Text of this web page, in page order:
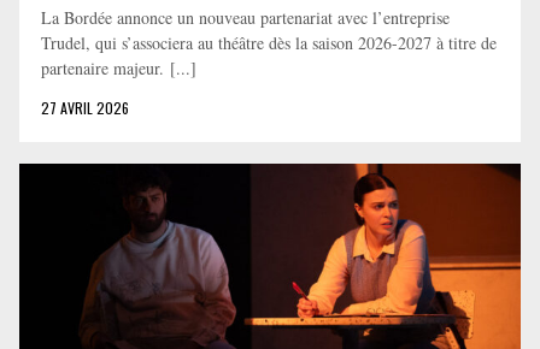
La Bordée annonce un nouveau partenariat avec l’entreprise
Trudel, qui s’associera au théâtre dès la saison 2026-2027 à titre de
partenaire majeur. [...]
27 AVRIL 2026